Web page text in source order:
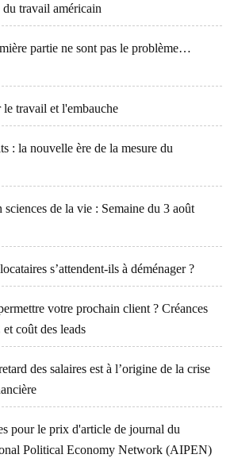
travail américain
partie ne sont pas le problème…
travail et l'embauche
: la nouvelle ère de la mesure du
sciences de la vie : Semaine du 3 août
s’attendent-ils à déménager ?
votre prochain client ? Créances
coût des leads
des salaires est à l’origine de la crise
pour le prix d'article de journal du
Political Economy Network (AIPEN)